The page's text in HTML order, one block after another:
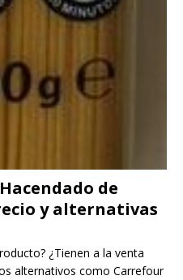
de
y alternativas
¿Tienen a la venta
alternativos como Carrefour